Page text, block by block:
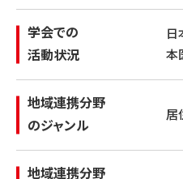
学会での
活動状況
日
本
地域連携分野
のジャンル
居
地域連携分野